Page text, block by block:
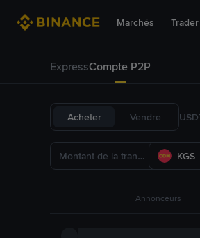
Marchés Trader
ExpressCompte P2P
Acheter Vendre
KGS
Annonceurs